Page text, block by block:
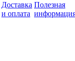
Доставка
и оплата
Полезная